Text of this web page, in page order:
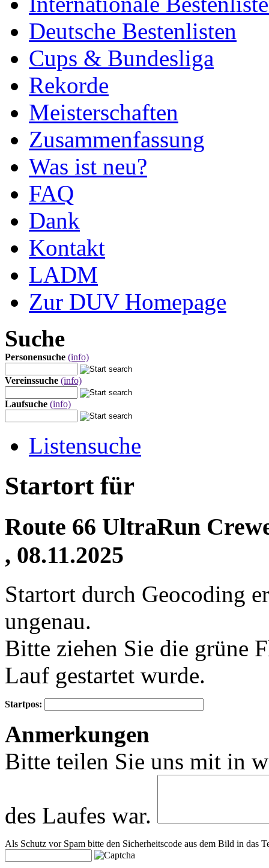
Deutsche Bestenlisten
Cups & Bundesliga
Rekorde
Meisterschaften
Zusammenfassung
Was ist neu?
FAQ
Dank
Kontakt
LADM
Zur DUV Homepage
Suche
Personensuche (info)
Vereinssuche (info)
Laufsuche (info)
Listensuche
Startort für
Route 66 UltraRun
, 08.11.2025
Startort durch Geocoding
ungenau.
Bitte ziehen Sie die grüne
Lauf gestartet wurde.
−
Startpos:
Anmerkungen
Bitte teilen Sie uns mit in
des Laufes war.
Als Schutz vor Spam bitte den Sicherheitscode aus dem Bild in das